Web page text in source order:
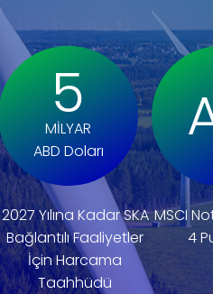
5
MİLYAR
ABD Doları
2027 Yılına Kadar SKA
Bağlantılı Faaliyetler
İçin Harcama
Taahhüdü
MSCI
4